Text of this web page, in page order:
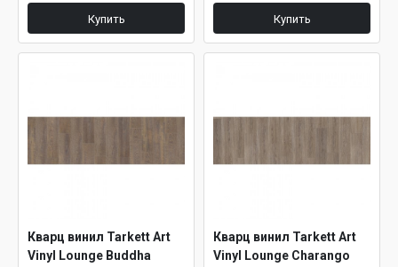
Купить Купить
Кварц винил Tarkett Art
Vinyl Lounge Buddha
Кварц винил Tarkett Art
Vinyl Lounge Charango